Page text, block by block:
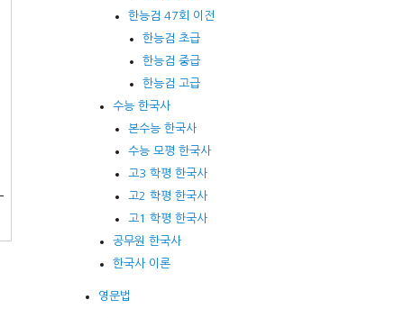
한능검 47회 이전
한능검 초급
한능검 중급
한능검 고급
수능 한국사
본수능 한국사
수능 모평 한국사
고3 학평 한국사
고2 학평 한국사
고1 학평 한국사
공무원 한국사
한국사 이론
영문법